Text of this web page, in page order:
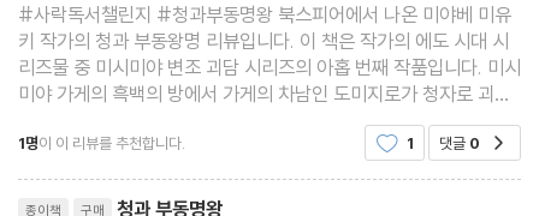
#사락독서챌린지 #청과부동명왕 북스피어에서 나온 미야베 미유
키 작가의 청과 부동왕명 리뷰입니다. 이 책은 작가의 에도 시대 시
리즈물 중 미시미야 변조 괴담 시리즈의 아홉 번째 작품입니다. 미시
미야 가게의 흑백의 방에서 가게의 차남인 도미지로가 청자로 괴담
을 듣고 버리는 역할을 하는데 이번 작품에서는 네 편의 가슴 아프고
도 감동적인 이야기가 담겨 있습니다. 마지막 이야
1명이 이 리뷰를 추천합니다. 1 댓글 0
종이책 구매 청과 부동명왕